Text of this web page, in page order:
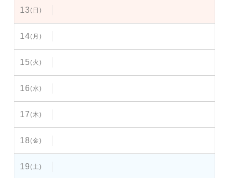
13(日)
14(月)
15(火)
16(水)
17(木)
18(金)
19(土)